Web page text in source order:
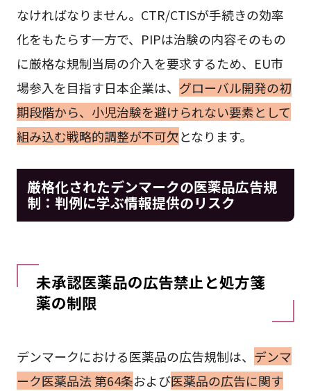
なければなりません。CTR/CTISが手続きの効率
化をもたらす一方で、PIPは治験の内容そのもの
に厳格な規制当局の介入を要求するため、EU市
場参入を目指す日本企業は、 グローバル開発の初
期段階から、小児治験を避けられない要素として
組み込む戦略的調整が不可欠となります。
厳格化されたデンマークの医薬品広告規
制：判例に学ぶ情報提供のリスク
未承認医薬品の広告禁止と処方箋
薬の制限
デンマークにおける医薬品の広告規制は、 デンマ
ーク医薬品法 第64条および医薬品の広告に関す